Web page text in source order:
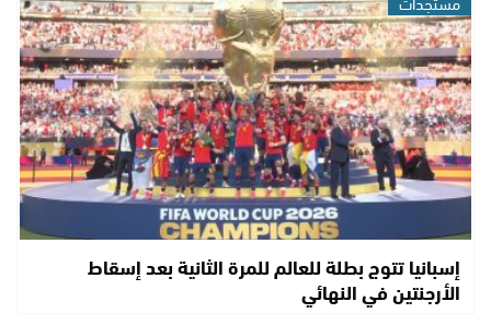
إسبانيا تتوج بطلة للعالم للمرة الثانية بعد إسقاط
الأرجنتين في النهائي